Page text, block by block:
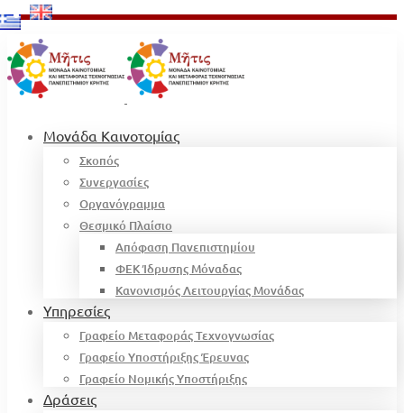
Μονάδα Καινοτομίας
Σκοπός
Συνεργασίες
Οργανόγραμμα
Θεσμικό Πλαίσιο
Απόφαση Πανεπιστημίου
ΦΕΚ Ίδρυσης Μόναδας
Κανονισμός Λειτουργίας Μονάδας
Υπηρεσίες
Γραφείο Μεταφοράς Τεχνογνωσίας
Γραφείο Υποστήριξης Έρευνας
Γραφείο Νομικής Υποστήριξης
Δράσεις